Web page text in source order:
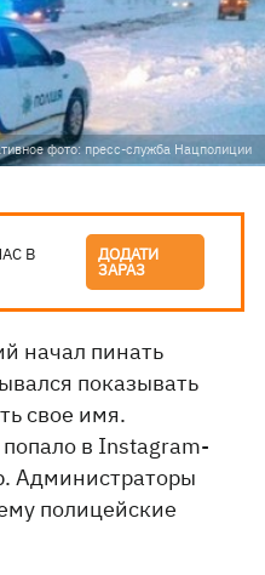
фото: пресс-служба Нацполиции
В ДОДАТИ
ЗАРАЗ
начал пинать
показывать
свое имя.
в Instagram-
Администраторы
полицейские